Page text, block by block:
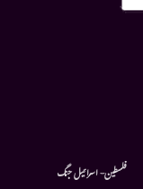
فلسطین- اسرائیل جنگ